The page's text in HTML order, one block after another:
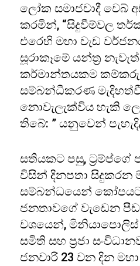
ලෝක සමාජවාදී වෙබ්
කරමින්, “සිදුවීම්වල
එරෙහි මහා වැඩ
සූරාකෑමේ යන්ත්‍ර
කර්මාන්තයකම
සම්බන්ධීකරණ
නොවැලැක්විය හැකි
තිබේ: ” යනුවෙන්
සතියකට පසු, ට්‍රම්ප්ගේ
විසින් දිනපතා සිදුකරන
සම්බන්ධයෙන්
ජනතාවගේ වැඩෙන
වශයෙන්, මිනියාපොලිස්
සමිති සහ ප්‍රජා
ජනවාරි 23 වන දින